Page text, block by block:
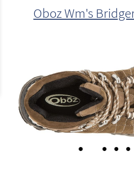
Oboz Wm's